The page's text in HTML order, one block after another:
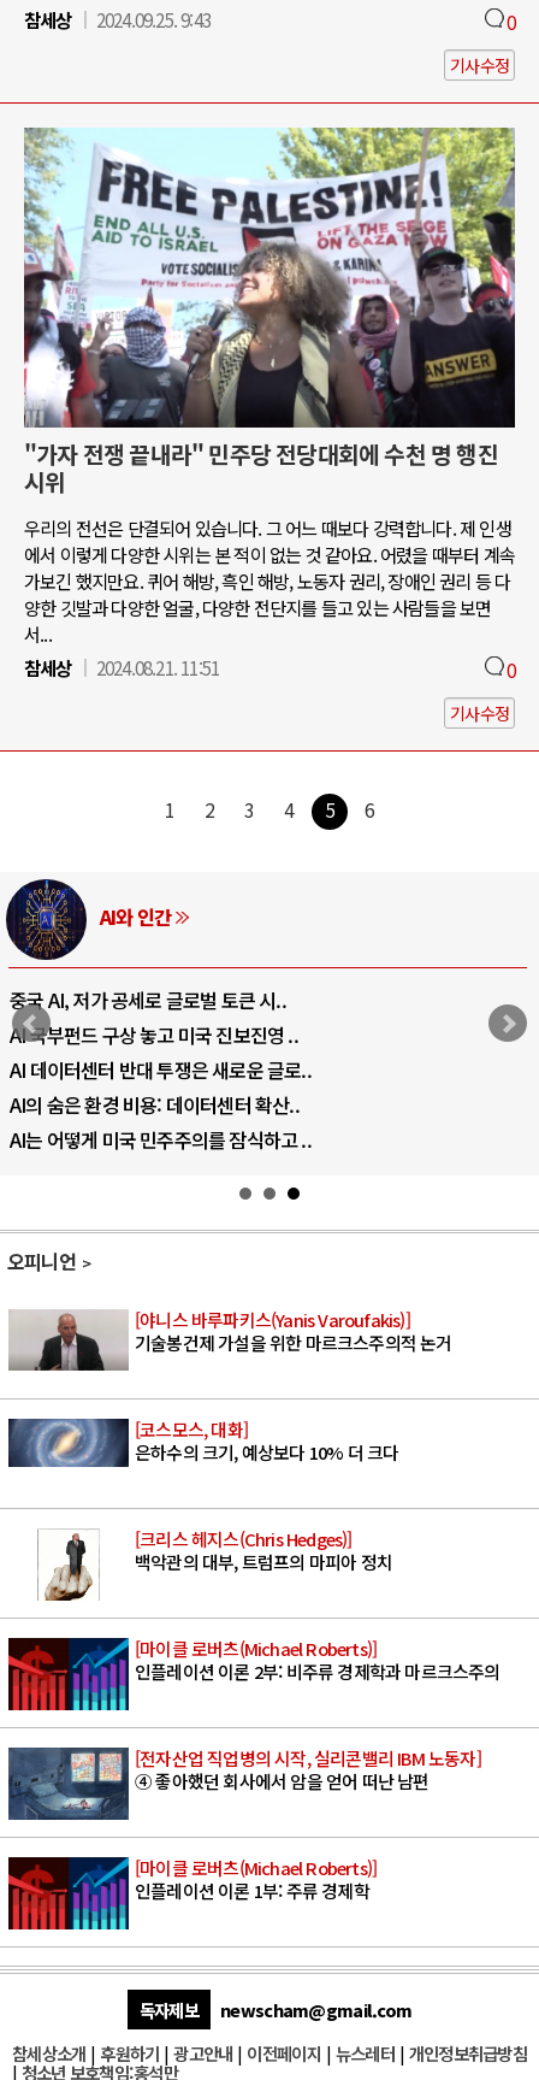
참세상
2024.09.25. 9:43 0
기사수정
"가자 전쟁 끝내라" 민주당 전당대회에 수천 명 행진
시위
우리의 전선은 단결되어 있습니다. 그 어느 때보다 강력합니다. 제 인생
에서 이렇게 다양한 시위는 본 적이 없는 것 같아요. 어렸을 때부터 계속
가보긴 했지만요. 퀴어 해방, 흑인 해방, 노동자 권리, 장애인 권리 등 다
양한 깃발과 다양한 얼굴, 다양한 전단지를 들고 있는 사람들을 보면
서...
참세상
2024.08.21. 11:51 0
기사수정
1 2 3 4 5 6
AI와 인간
중국 AI, 저가 공세로 글로벌 토큰 시..
AI 국부펀드 구상 놓고 미국 진보진영 ..
AI 데이터센터 반대 투쟁은 새로운 글로..
AI의 숨은 환경 비용: 데이터센터 확산..
AI는 어떻게 미국 민주주의를 잠식하고 ..
오피니언
[야니스 바루파키스(Yanis Varoufakis)]
기술봉건제 가설을 위한 마르크스주의적 논거
[코스모스, 대화]
은하수의 크기, 예상보다 10% 더 크다
[크리스 헤지스(Chris Hedges)]
백악관의 대부, 트럼프의 마피아 정치
[마이클 로버츠(Michael Roberts)]
인플레이션 이론 2부: 비주류 경제학과 마르크스주의
[전자산업 직업병의 시작, 실리콘밸리 IBM 노동자]
④ 좋아했던 회사에서 암을 얻어 떠난 남편
[마이클 로버츠(Michael Roberts)]
인플레이션 이론 1부: 주류 경제학
독자제보
newscham@gmail.com
참세상소개 | 후원하기 |광고안내 | 이전페이지 | 뉴스레터| 개인정보취급방침
| 청소년 보호책임:홍석만